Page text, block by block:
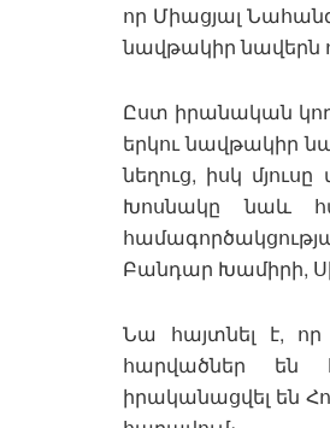
որ Միացյալ
նավթակիր նավերն
Ըստ իրանական
երկու նավթակիր
նեղուց, իսկ
Խոսնակը նաև
Բանդար Խամիրի,
Նա հայտնել է, որ
հարվածներ են
իրականացվել են